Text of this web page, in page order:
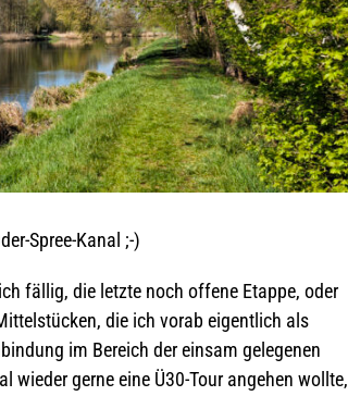
Spree-Kanal ;-)
fäl­lig, die letzte noch offene Etappe, oder
die ich vorab eigent­lich als
im Bereich der ein­sam gele­ge­nen
wie­der gerne eine Ü30-Tour ange­hen wollte,